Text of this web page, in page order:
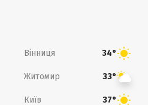
Вінниця 34°
Житомир 33°
Київ 37°